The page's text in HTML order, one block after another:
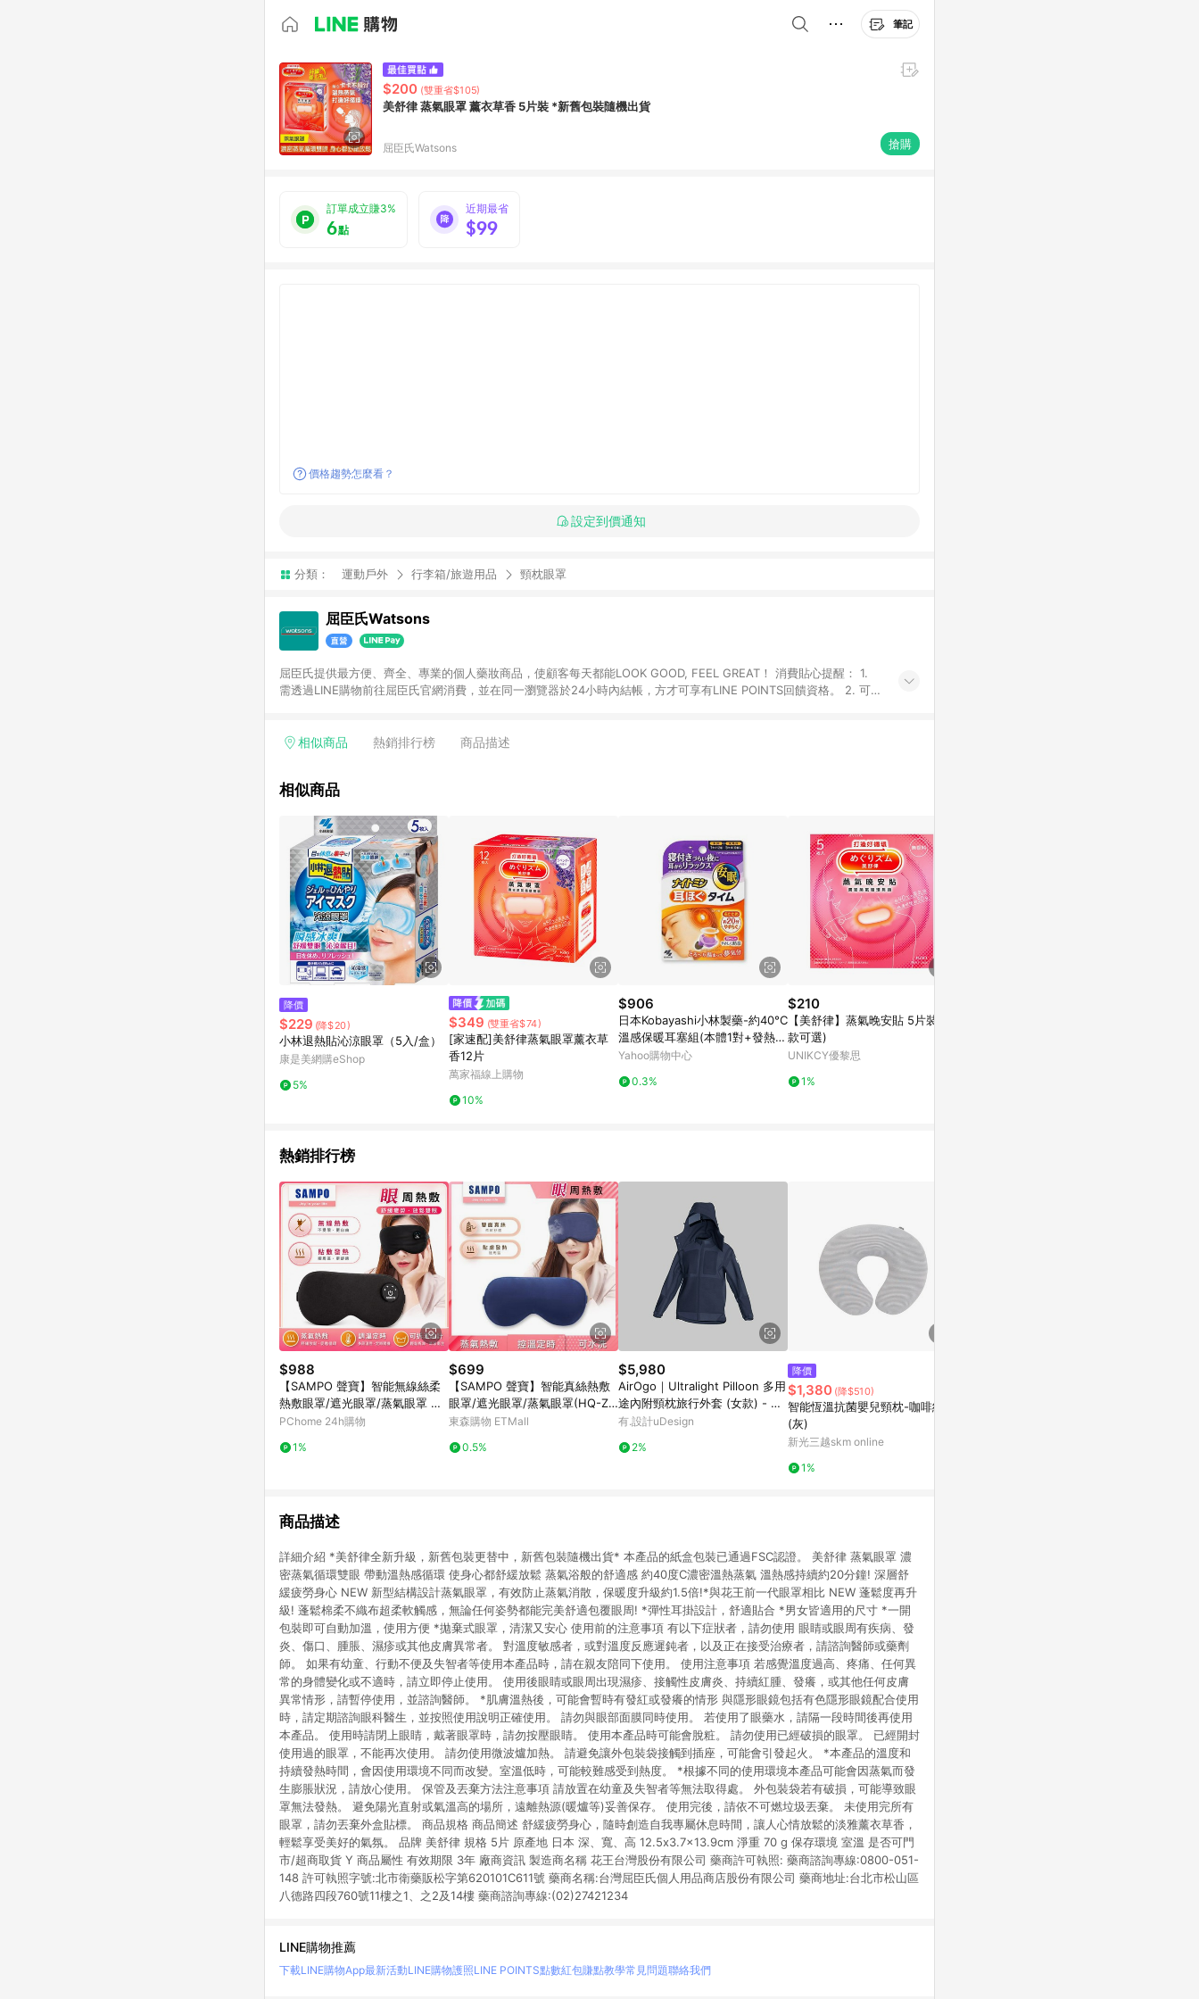
筆記
$200 (雙重省$105)
美舒律 蒸氣眼罩 薰衣草香 5片裝 *新舊包裝隨機出貨
屈臣氏Watsons 搶購
訂單成立賺3%
6點
近期最省
$99
價格趨勢怎麼看？
設定到價通知
分類： 運動戶外 行李箱/旅遊用品 頸枕眼罩
屈臣氏Watsons
屈臣氏提供最方便、齊全、專業的個人藥妝商品，使顧客每天都能LOOK GOOD, FEEL GREAT！ 消費貼心提醒： 1.
需透過LINE購物前往屈臣氏官網消費，並在同一瀏覽器於24小時內結帳，方才可享有LINE POINTS回饋資格。 2. 可同
前後發送。5.屈臣氏保留365天訂單記錄，相關問題請於保留時間內聯絡客服中心，並由屈臣氏進行訂單資格確認。 6.
相似商品 熱銷排行榜 商品描述
相似商品
降價
$229 (降$20)
小林退熱貼沁涼眼罩（5入/盒）
康是美網購eShop
5%
$349 (雙重省$74)
[家速配]美舒律蒸氣眼罩薰衣草
香12片
萬家福線上購物
10%
$906
日本Kobayashi小林製藥-約40°C
溫感保暖耳塞組(本體1對+發熱片
5對)/盒(KO-4045,Nightmin拋
耳朵暖暖包)
Yahoo購物中心
0.3%
$210
【美舒律】蒸氣晚安貼 5片裝 (多
款可選)
UNIKCY優黎思
1%
熱銷排行榜
$988
【SAMPO 聲寶】智能無線絲柔
熱敷眼罩/遮光眼罩/蒸氣眼罩 HQ
-Z24Y6L
PChome 24h購物
1%
$699
【SAMPO 聲寶】智能真絲熱敷
眼罩/遮光眼罩/蒸氣眼罩(HQ-Z2
2Y1L)
東森購物 ETMall
0.5%
$5,980
AirOgo｜Ultralight Pilloon 多用
途內附頸枕旅行外套 (女款) - 寂
靜藍
有.設計uDesign
2%
降價
$1,380 (降$510)
智能恆溫抗菌嬰兒頸枕-咖啡紗
(灰)
新光三越skm online
1%
商品描述
詳細介紹 *美舒律全新升級，新舊包裝更替中，新舊包裝隨機出貨* 本產品的紙盒包裝已通過FSC認證。 美舒律 蒸氣眼罩 濃
密蒸氣循環雙眼 帶動溫熱感循環 使身心都舒緩放鬆 蒸氣浴般的舒適感 約40度C濃密溫熱蒸氣 溫熱感持續約20分鐘! 深層舒
緩疲勞身心 NEW 新型結構設計蒸氣眼罩，有效防止蒸氣消散，保暖度升級約1.5倍!*與花王前一代眼罩相比 NEW 蓬鬆度再升
級! 蓬鬆棉柔不織布超柔軟觸感，無論任何姿勢都能完美舒適包覆眼周! *彈性耳掛設計，舒適貼合 *男女皆適用的尺寸 *一開
包裝即可自動加溫，使用方便 *拋棄式眼罩，清潔又安心 使用前的注意事項 有以下症狀者，請勿使用 眼睛或眼周有疾病、發
炎、傷口、腫脹、濕疹或其他皮膚異常者。 對溫度敏感者，或對溫度反應遲鈍者，以及正在接受治療者，請諮詢醫師或藥劑
師。 如果有幼童、行動不便及失智者等使用本產品時，請在親友陪同下使用。 使用注意事項 若感覺溫度過高、疼痛、任何異
常的身體變化或不適時，請立即停止使用。 使用後眼睛或眼周出現濕疹、接觸性皮膚炎、持續紅腫、發癢，或其他任何皮膚
異常情形，請暫停使用，並諮詢醫師。 *肌膚溫熱後，可能會暫時有發紅或發癢的情形 與隱形眼鏡包括有色隱形眼鏡配合使用
時，請定期諮詢眼科醫生，並按照使用說明正確使用。 請勿與眼部面膜同時使用。 若使用了眼藥水，請隔一段時間後再使用
本產品。 使用時請閉上眼睛，戴著眼罩時，請勿按壓眼睛。 使用本產品時可能會脫粧。 請勿使用已經破損的眼罩。 已經開封
使用過的眼罩，不能再次使用。 請勿使用微波爐加熱。 請避免讓外包裝袋接觸到插座，可能會引發起火。 *本產品的溫度和
持續發熱時間，會因使用環境不同而改變。室溫低時，可能較難感受到熱度。 *根據不同的使用環境本產品可能會因蒸氣而發
生膨脹狀況，請放心使用。 保管及丟棄方法注意事項 請放置在幼童及失智者等無法取得處。 外包裝袋若有破損，可能導致眼
罩無法發熱。 避免陽光直射或氣溫高的場所，遠離熱源(暖爐等)妥善保存。 使用完後，請依不可燃垃圾丟棄。 未使用完所有
眼罩，請勿丟棄外盒貼標。 商品規格 商品簡述 舒緩疲勞身心，隨時創造自我專屬休息時間，讓人心情放鬆的淡雅薰衣草香，
輕鬆享受美好的氣氛。 品牌 美舒律 規格 5片 原產地 日本 深、寬、高 12.5x3.7x13.9cm 淨重 70 g 保存環境 室溫 是否可門
市/超商取貨 Y 商品屬性 有效期限 3年 廠商資訊 製造商名稱 花王台灣股份有限公司 藥商許可執照: 藥商諮詢專線:0800-051-
148 許可執照字號:北市衛藥販松字第620101C611號 藥商名稱:台灣屈臣氏個人用品商店股份有限公司 藥商地址:台北市松山區
八德路四段760號11樓之1、之2及14樓 藥商諮詢專線:(02)27421234
LINE購物推薦
下載LINE購物App最新活動LINE購物護照LINE POINTS點數紅包賺點教學常見問題聯絡我們